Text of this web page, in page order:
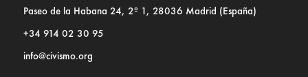
Paseo de la Habana 24, 2º 1, 28036 Madrid (España)
+34 914 02 30 95
info@civismo.org